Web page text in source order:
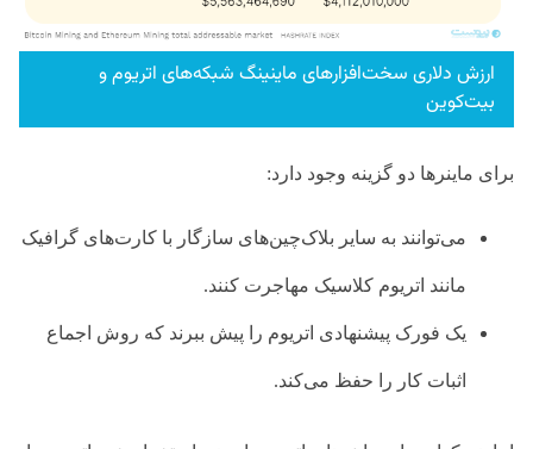
ارزش دلاری سخت‌افزارهای ماینینگ شبکه‌های اتریوم و
بیت‌کوین
برای ماینرها دو گزینه وجود دارد:
می‌توانند به سایر بلاک‌چین‌های سازگار با کارت‌های گرافیک
مانند اتریوم کلاسیک مهاجرت کنند.
یک فورک پیشنهادی اتریوم را پیش ببرند که روش اجماع
اثبات کار را حفظ می‌کند.